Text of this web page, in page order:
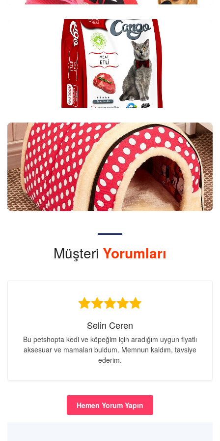
Müşteri Yorumları
Selin Ceren
Bu petshopta kedi ve köpeğim için aradığım uygun fiyatlı
aksesuar ve mamaları buldum. Memnun kaldım, tavsiye
ederim.
Hemen Yorum Yapın